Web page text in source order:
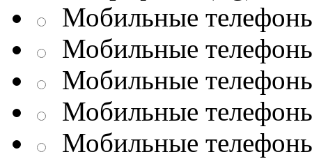
Мобильные
Мобильные
Мобильные
Мобильные
Мобильные